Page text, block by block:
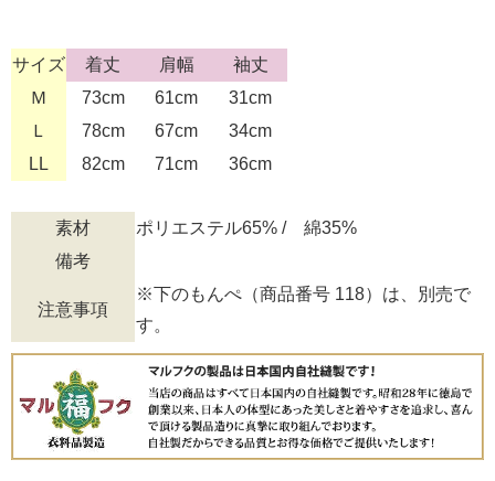
サイズ 着丈 肩幅
袖丈
Ｍ
73cm 61cm
31cm
Ｌ
78cm 67cm
34cm
LL
82cm 71cm 36cm
素材
ポリエステル65% / 綿35%
備考
注意事項
※下のもんぺ（商品番号 118）は、別売で
す。